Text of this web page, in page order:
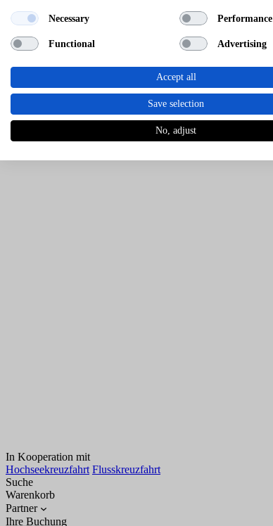
In Kooperation mit
Hochseekreuzfahrt Flusskreuzfahrt
Suche
Warenkorb
Partner
Ihre Buchung
Necessary Performance
Functional Advertising
Accept all
Save selection
No, adjust